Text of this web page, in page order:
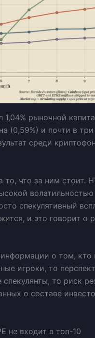
1,04% рыночной
(0,59%) и почти в три
среди
что за ним стоит.
спекулятивный
и это говорит о
о том, кто
игроки, то
то риск
о составе
не входит в топ-10